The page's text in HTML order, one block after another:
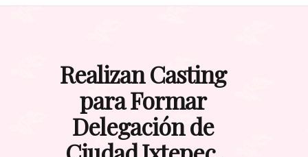
Realizan Casting
para Formar
Delegación de